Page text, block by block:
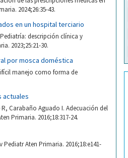
2024;26:35-43.
en un hospital terciario
descripción clínica y
2023;25:21-30.
por mosca doméstica
manejo como forma de
actuales
Carabaño Aguado I. Adecuación del
Primaria. 2016;18:317-24.
Aten Primaria. 2016;18:e141-